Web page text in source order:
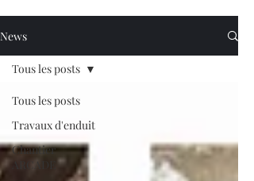
News
Tous les posts
Travaux d'enduit
Chantier
ARCADE
Tous les posts